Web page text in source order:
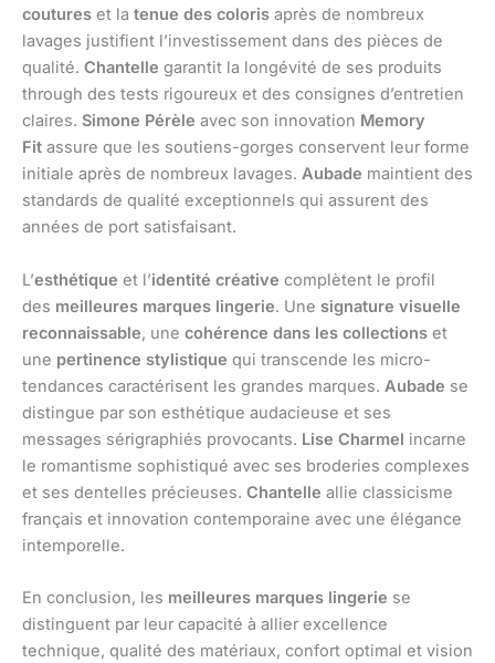
coutures et la tenue des coloris après de nombreux
lavages justifient l’investissement dans des pièces de
qualité. Chantelle garantit la longévité de ses produits
through des tests rigoureux et des consignes d’entretien
claires. Simone Pérèle avec son innovation Memory
Fit assure que les soutiens-gorges conservent leur forme
initiale après de nombreux lavages. Aubade maintient des
standards de qualité exceptionnels qui assurent des
années de port satisfaisant.
L’esthétique et l’identité créative complètent le profil
des meilleures marques lingerie. Une signature visuelle
reconnaissable, une cohérence dans les collections et
une pertinence stylistique qui transcende les micro-
tendances caractérisent les grandes marques. Aubade se
distingue par son esthétique audacieuse et ses
messages sérigraphiés provocants. Lise Charmel incarne
le romantisme sophistiqué avec ses broderies complexes
et ses dentelles précieuses. Chantelle allie classicisme
français et innovation contemporaine avec une élégance
intemporelle.
En conclusion, les meilleures marques lingerie se
distinguent par leur capacité à allier excellence
technique, qualité des matériaux, confort optimal et vision